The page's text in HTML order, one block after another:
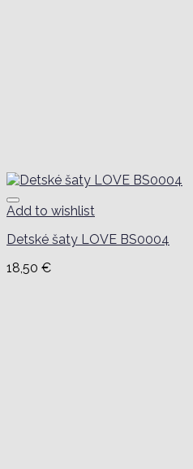
Add to wishlist
Detské šaty LOVE BS0004
18,50 €